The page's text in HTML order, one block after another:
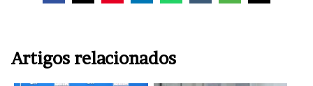
Artigos relacionados